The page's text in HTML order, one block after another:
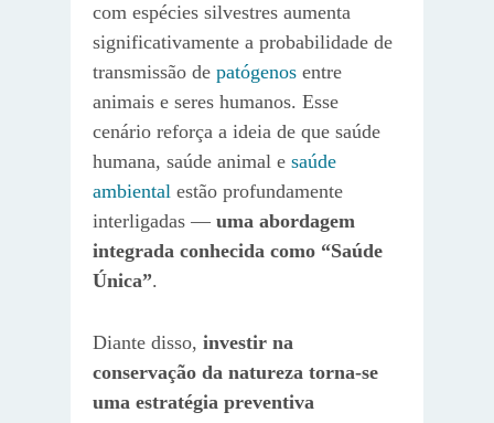
com espécies silvestres aumenta
significativamente a probabilidade de
transmissão de patógenos entre
animais e seres humanos. Esse
cenário reforça a ideia de que saúde
humana, saúde animal e saúde
ambiental estão profundamente
interligadas — uma abordagem
integrada conhecida como “Saúde
Única”.
Diante disso, investir na
conservação da natureza torna-se
uma estratégia preventiva